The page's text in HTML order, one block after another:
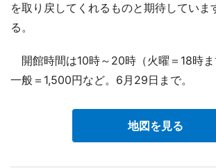
を取り戻してくれるものと期待していま
る。
開館時間は10時～20時（火曜＝18時
一般＝1,500円など。6月29日まで。
地図を見る